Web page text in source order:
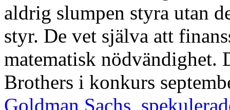
aldrig slumpen styra utan
styr. De vet själva att
matematisk nödvändighet.
Brothers i konkurs
Goldman Sachs,